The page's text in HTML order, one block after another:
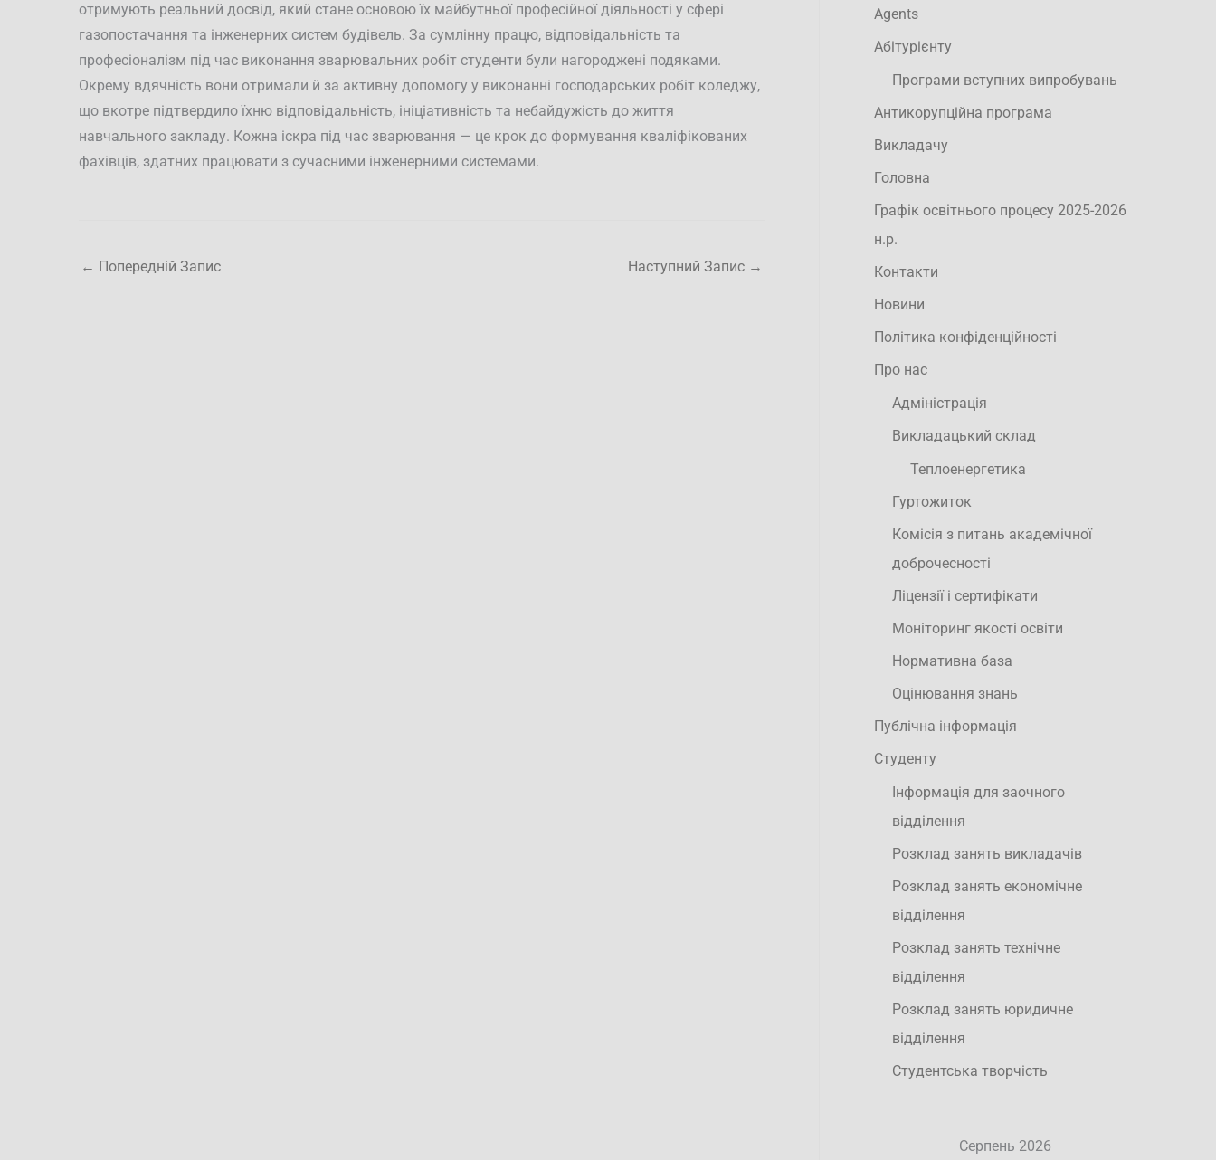
отримують реальний досвід, який стане основою їх майбутньої професійної діяльності у сфері
газопостачання та інженерних систем будівель. За сумлінну працю, відповідальність та
професіоналізм під час виконання зварювальних робіт студенти були нагороджені подяками.
Окрему вдячність вони отримали й за активну допомогу у виконанні господарських робіт коледжу,
що вкотре підтвердило їхню відповідальність, ініціативність та небайдужість до життя
навчального закладу. Кожна іскра під час зварювання — це крок до формування кваліфікованих
фахівців, здатних працювати з сучасними інженерними системами.
← Попередній Запис Наступний Запис →
Agents
Абітурієнту
Програми вступних випробувань
Антикорупційна програма
Викладачу
Головна
Графік освітнього процесу 2025-2026
н.р.
Контакти
Новини
Політика конфіденційності
Про нас
Адміністрація
Викладацький склад
Теплоенергетика
Гуртожиток
Комісія з питань академічної
доброчесності
Ліцензії і сертифікати
Моніторинг якості освіти
Нормативна база
Оцінювання знань
Публічна інформація
Студенту
Інформація для заочного
відділення
Розклад занять викладачів
Розклад занять економічне
відділення
Розклад занять технічне
відділення
Розклад занять юридичне
відділення
Студентська творчість
Серпень 2026